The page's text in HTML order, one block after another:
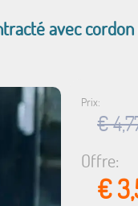
avec
Prix:
€
Offre:
€